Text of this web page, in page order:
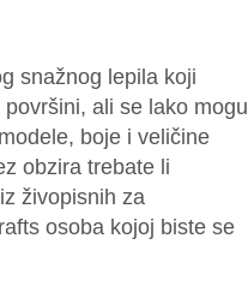
snažnog lepila koji
ali se lako mogu
boje i veličine
obzira trebate li
živopisnih za
osoba kojoj biste se